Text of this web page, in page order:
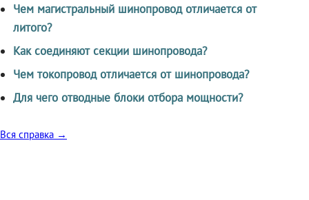
Чем магистральный шинопровод отличается от
литого?
Как соединяют секции шинопровода?
Чем токопровод отличается от шинопровода?
Для чего отводные блоки отбора мощности?
Вся справка →